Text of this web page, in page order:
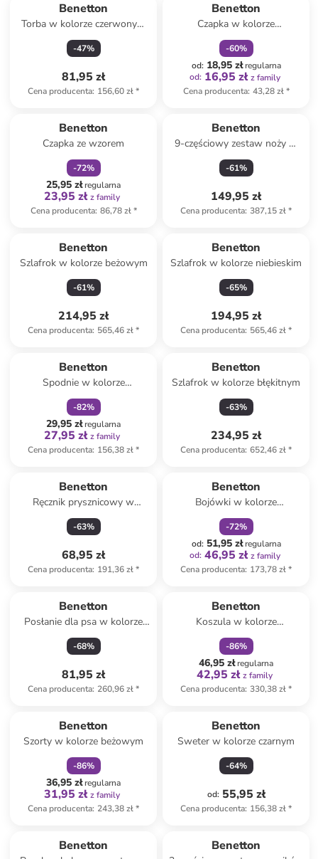
Benetton
Torba w kolorze czerwonym
na lunch - 22,5 x 27 x 14 cm
-47%
81,95 zł
Cena producenta: 156,60 zł*
Benetton
Czapka w kolorze
jasnoróżowym
-60%
od: 18,95 złregularna
od: 16,95 zł z family
Cena producenta: 43,28 zł*
Benetton
Czapka ze wzorem
-72%
25,95 złregularna
23,95 zł z family
Cena producenta: 86,78 zł*
Benetton
9-częściowy zestaw noży w
kolorze czarnym
-61%
149,95 zł
Cena producenta: 387,15 zł*
Benetton
Szlafrok w kolorze beżowym
-61%
214,95 zł
Cena producenta: 565,46 zł*
Benetton
Szlafrok w kolorze niebieskim
-65%
194,95 zł
Cena producenta: 565,46 zł*
Benetton
Spodnie w kolorze
turkusowym
-82%
29,95 złregularna
27,95 zł z family
Cena producenta: 156,38 zł*
Benetton
Szlafrok w kolorze błękitnym
-63%
234,95 zł
Cena producenta: 652,46 zł*
Benetton
Ręcznik prysznicowy w
kolorze niebieskim
-63%
68,95 zł
Cena producenta: 191,36 zł*
Benetton
Bojówki w kolorze
szarobrązowym
-72%
od: 51,95 złregularna
od: 46,95 zł z family
Cena producenta: 173,78 zł*
Benetton
Posłanie dla psa w kolorze
szarym
-68%
81,95 zł
Cena producenta: 260,96 zł*
Benetton
Koszula w kolorze
pomarańczowym
-86%
46,95 złregularna
42,95 zł z family
Cena producenta: 330,38 zł*
Benetton
Szorty w kolorze beżowym
-86%
36,95 złregularna
31,95 zł z family
Cena producenta: 243,38 zł*
Benetton
Sweter w kolorze czarnym
-64%
od: 55,95 zł
Cena producenta: 156,38 zł*
Benetton Benetton